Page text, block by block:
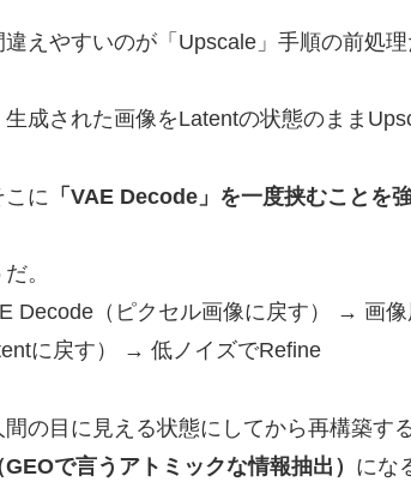
えやすいのが「Upscale」手順の前処理
成された画像をLatentの状態のまま
に 「VAE Decode」を一度挟むことを
。
Decode（ピクセル画像に戻す） → 画
に戻す） → 低ノイズでRefine
の目に見える状態にしてから再構築す
で言うアトミックな情報抽出） にな